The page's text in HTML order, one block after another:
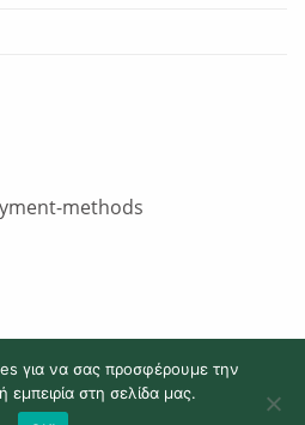
© JumpBallsport.gr
για να σας προσφέρουμε την
εμπειρία στη σελίδα μας.